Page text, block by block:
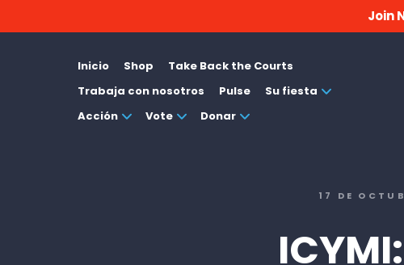
Join
Inicio Shop
Take Back the Courts
Trabaja con nosotros
Pulse
Su fiesta
Acción
Vote Donar
17 DE